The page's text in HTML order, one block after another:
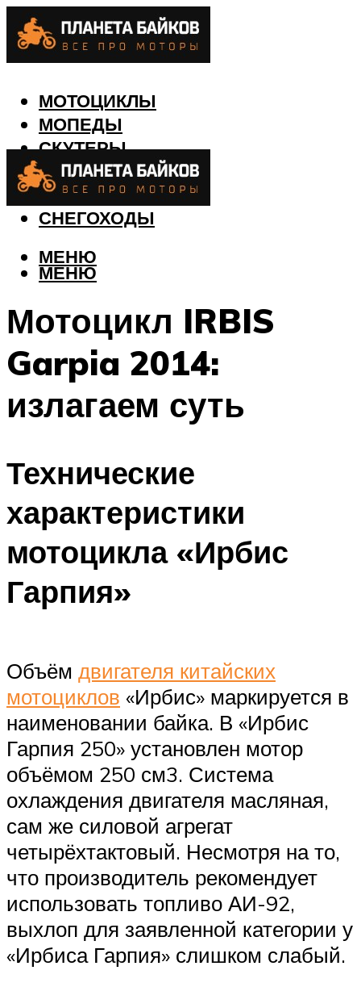
МОТОЦИКЛЫ
МОПЕДЫ
СКУТЕРЫ
КВАДРОЦИКЛЫ
ЛОДКИ
СНЕГОХОДЫ
МЕНЮ
МЕНЮ
Мотоцикл IRBIS
Garpia 2014:
излагаем суть
Технические
характеристики
мотоцикла «Ирбис
Гарпия»
Объём двигателя китайских
мотоциклов «Ирбис» маркируется в
наименовании байка. В «Ирбис
Гарпия 250» установлен мотор
объёмом 250 см3. Система
охлаждения двигателя масляная,
сам же силовой агрегат
четырёхтактовый. Несмотря на то,
что производитель рекомендует
использовать топливо АИ-92,
выхлоп для заявленной категории у
«Ирбиса Гарпия» слишком слабый.